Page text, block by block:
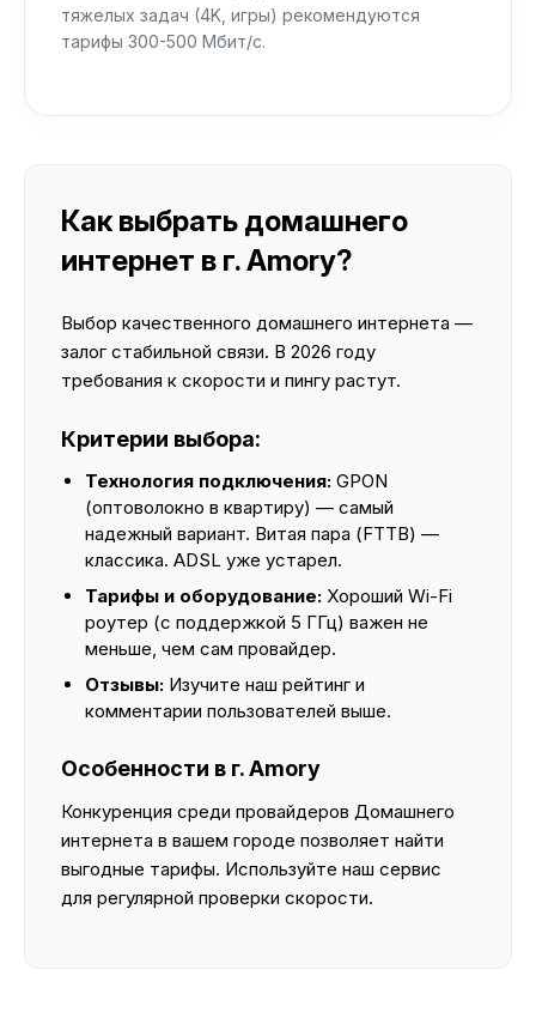
тяжелых задач (4K, игры) рекомендуются
тарифы 300-500 Мбит/с.
Как выбрать домашнего
интернет в г. Amory?
Выбор качественного домашнего интернета —
залог стабильной связи. В 2026 году
требования к скорости и пингу растут.
Критерии выбора:
Технология подключения: GPON
(оптоволокно в квартиру) — самый
надежный вариант. Витая пара (FTTB) —
классика. ADSL уже устарел.
Тарифы и оборудование: Хороший Wi-Fi
роутер (с поддержкой 5 ГГц) важен не
меньше, чем сам провайдер.
Отзывы: Изучите наш рейтинг и
комментарии пользователей выше.
Особенности в г. Amory
Конкуренция среди провайдеров Домашнего
интернета в вашем городе позволяет найти
выгодные тарифы. Используйте наш сервис
для регулярной проверки скорости.